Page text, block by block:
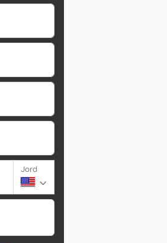
Jord